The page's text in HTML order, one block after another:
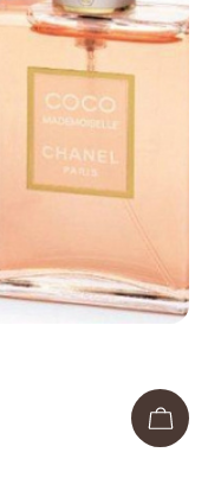
Telegram
WhatsApp
Viber
ВКонтакте
Одноклассники